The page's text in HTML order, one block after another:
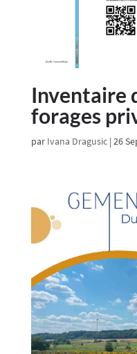
Inventaire
forages
par Ivana Dragusic| 26